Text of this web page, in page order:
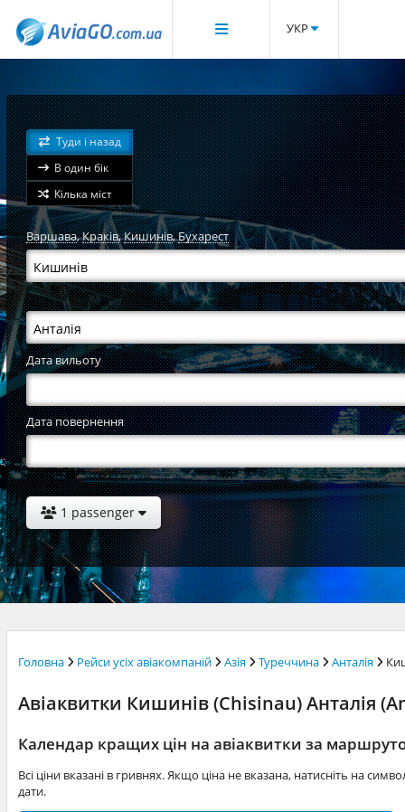
УКР
Туди і назад
В один бік
Кілька міст
Варшава,Краків,Кишинів,Бухарест
Дата вильоту
Дата повернення
1 passenger
Головна Рейси усіх авіакомпаній Азія Туреччина Анталія
Авіаквитки Кишинів (Chisinau) Анталія
Календар кращих цін на авіаквитки за
Всі ціни вказані в гривнях. Якщо ціна не вказана, натисніть на
дати.